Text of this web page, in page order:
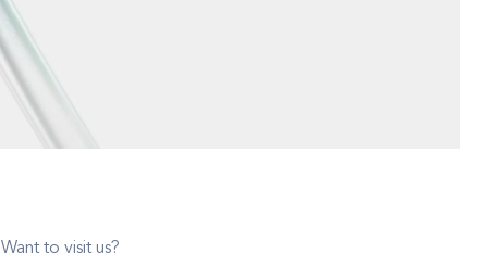
Want to visit us?